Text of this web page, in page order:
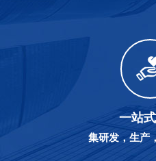
一站
集研发，生产